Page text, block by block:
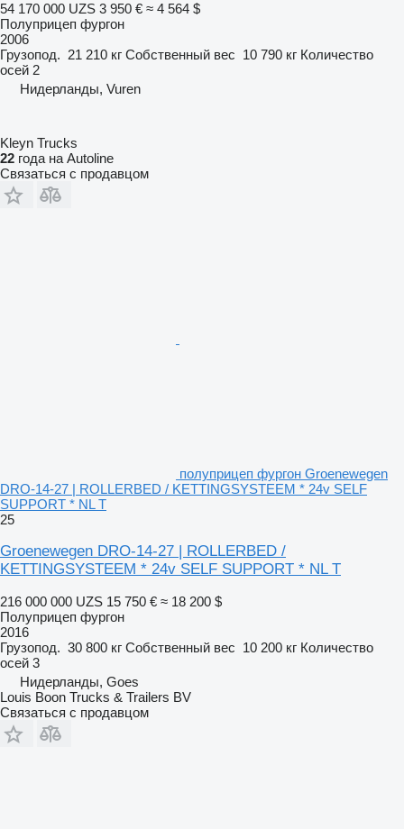
54 170 000 UZS 3 950 € ≈ 4 564 $
Полуприцеп фургон
2006
Грузопод. 21 210 кг Собственный вес 10 790 кг Количество
осей 2
Нидерланды, Vuren
Kleyn Trucks
22 года на Autoline
Связаться с продавцом
полуприцеп фургон Groenewegen
DRO-14-27 | ROLLERBED / KETTINGSYSTEEM * 24v SELF
SUPPORT * NL T
25
Groenewegen DRO-14-27 | ROLLERBED /
KETTINGSYSTEEM * 24v SELF SUPPORT * NL T
216 000 000 UZS 15 750 € ≈ 18 200 $
Полуприцеп фургон
2016
Грузопод. 30 800 кг Собственный вес 10 200 кг Количество
осей 3
Нидерланды, Goes
Louis Boon Trucks & Trailers BV
Связаться с продавцом